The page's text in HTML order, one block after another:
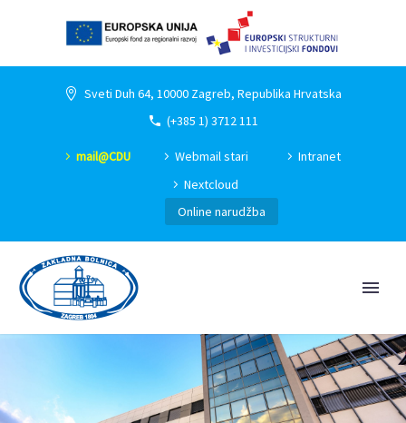
Sveti Duh 64, 10000 Zagreb, Republika Hrvatska
(+385 1) 3712 111
mail@CDU Webmail stari
Intranet
Nextcloud
Online narudžba